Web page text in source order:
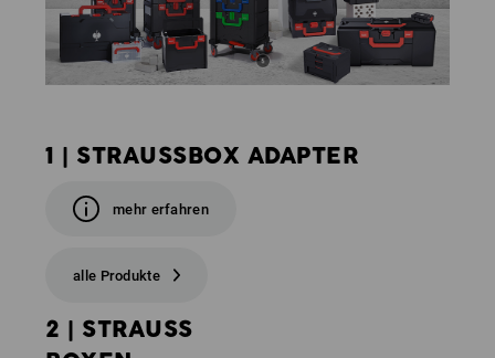
1 | STRAUSSBOX ADAPTER
mehr erfahren
alle Produkte
2 | STRAUSS